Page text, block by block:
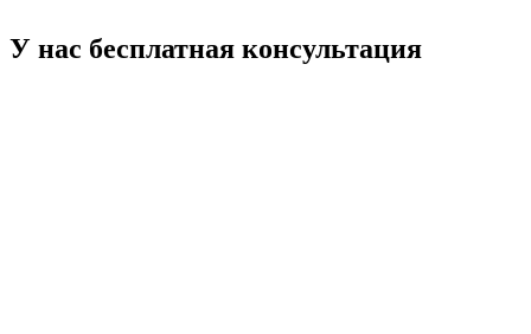
У нас бесплатная консультация